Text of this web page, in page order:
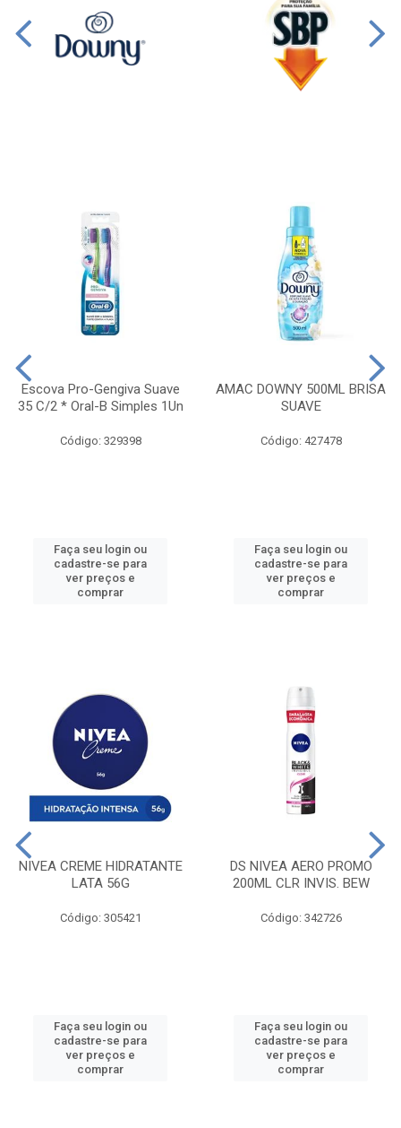
Escova Pro-Gengiva Suave
35 C/2 * Oral-B Simples 1Un
Código: 329398
Faça seu login ou
cadastre-se para
ver preços e
comprar
AMAC DOWNY 500ML BRISA
SUAVE
Código: 427478
Faça seu login ou
cadastre-se para
ver preços e
comprar
NIVEA CREME HIDRATANTE
LATA 56G
Código: 305421
Faça seu login ou
cadastre-se para
ver preços e
comprar
DS NIVEA AERO PROMO
200ML CLR INVIS. BEW
Código: 342726
Faça seu login ou
cadastre-se para
ver preços e
comprar